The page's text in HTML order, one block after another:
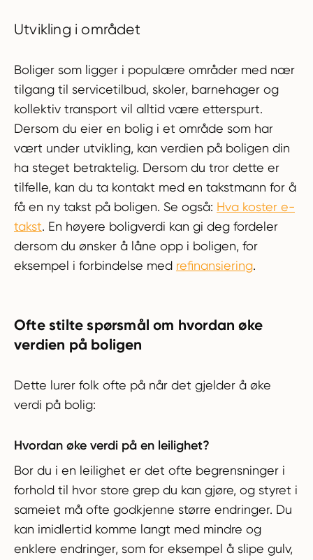
Utvikling i området
Boliger som ligger i populære områder med nær
tilgang til servicetilbud, skoler, barnehager og
kollektiv transport vil alltid være etterspurt.
Dersom du eier en bolig i et område som har
vært under utvikling, kan verdien på boligen din
ha steget betraktelig. Dersom du tror dette er
tilfelle, kan du ta kontakt med en takstmann for å
få en ny takst på boligen. Se også: Hva koster e-
takst. En høyere boligverdi kan gi deg fordeler
dersom du ønsker å låne opp i boligen, for
eksempel i forbindelse med refinansiering.
Ofte stilte spørsmål om hvordan øke
verdien på boligen
Dette lurer folk ofte på når det gjelder å øke
verdi på bolig:
Hvordan øke verdi på en leilighet?
Bor du i en leilighet er det ofte begrensninger i
forhold til hvor store grep du kan gjøre, og styret i
sameiet må ofte godkjenne større endringer. Du
kan imidlertid komme langt med mindre og
enklere endringer, som for eksempel å slipe gulv,